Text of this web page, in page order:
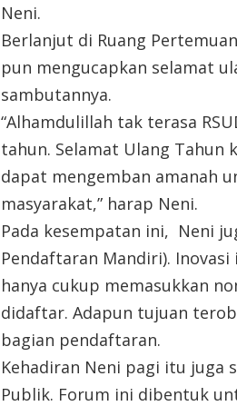
Neni.
Berlanjut di Ruang
pun mengucapkan selamat
sambutannya.
“Alhamdulillah tak terasa
tahun. Selamat Ulang Tahun
dapat mengemban amanah
masyarakat,” harap Neni.
Pada kesempatan ini, Neni
Pendaftaran Mandiri).
hanya cukup memasukkan
didaftar. Adapun tujuan
bagian pendaftaran.
Kehadiran Neni pagi itu juga
Publik. Forum ini dibentuk